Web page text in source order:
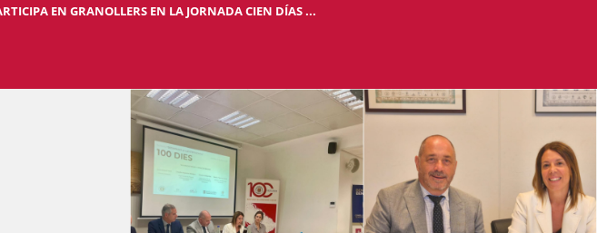
EN GRANOLLERS EN LA JORNADA CIEN DÍAS ...